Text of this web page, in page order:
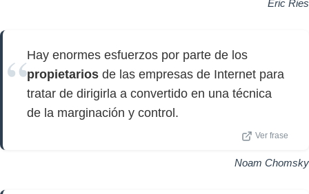
Eric Ries
Hay enormes esfuerzos por parte de los
propietarios de las empresas de Internet para
tratar de dirigirla a convertido en una técnica
de la marginación y control.
Ver frase
Noam Chomsky